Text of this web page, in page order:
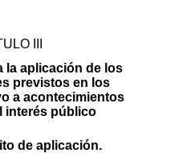
III
la aplicación de los
previstos en los
a acontecimientos
interés público
de aplicación.